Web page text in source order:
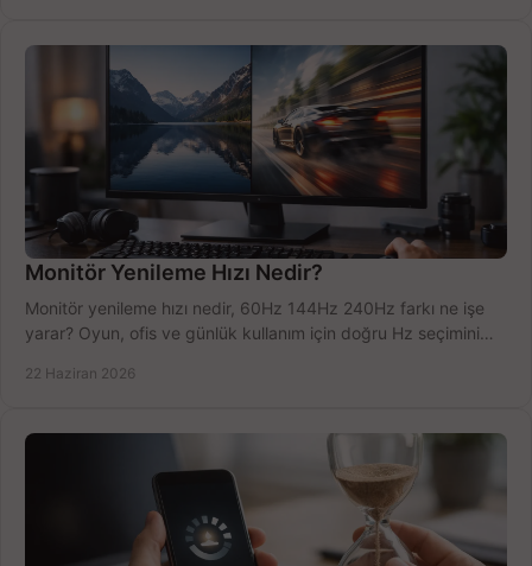
Monitör Yenileme Hızı Nedir?
Monitör yenileme hızı nedir, 60Hz 144Hz 240Hz farkı ne işe
yarar? Oyun, ofis ve günlük kullanım için doğru Hz seçimini
22 Haziran 2026